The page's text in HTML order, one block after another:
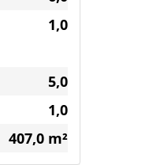
1,0
5,0
1,0
407,0 m²